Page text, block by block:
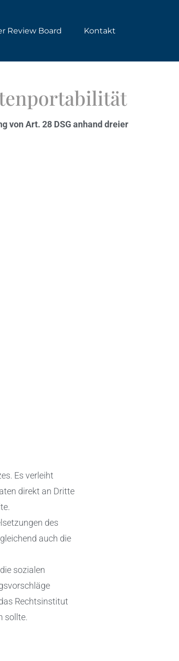
Review Board Kontakt
von Art. 28 DSG anhand dreier
Es verleiht
direkt an Dritte
des
auch die
sozialen
Rechtsinstitut
sollte.